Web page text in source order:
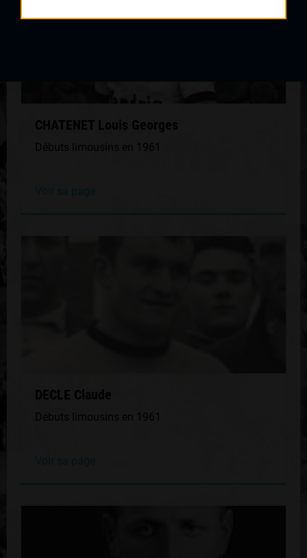
CHATENET Louis Georges
Débuts limousins en 1961
DECLE Claude
Débuts limousins en 1961